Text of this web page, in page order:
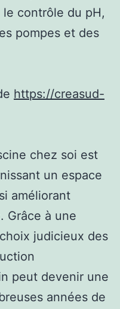
contrôle du pH,
pompes et des
https://creasud-
chez soi est
un espace
améliorant
Grâce à une
judicieux des
peut devenir une
années de